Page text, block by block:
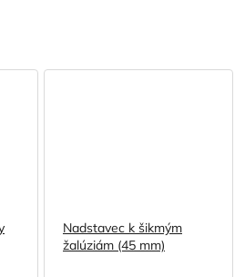
Nadstavec k šikmým
žalúziám (45 mm)